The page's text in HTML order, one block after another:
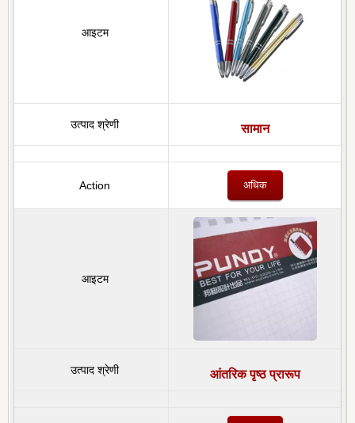
सामान
अधिक
आंतरिक पृष्ठ प्रारूप